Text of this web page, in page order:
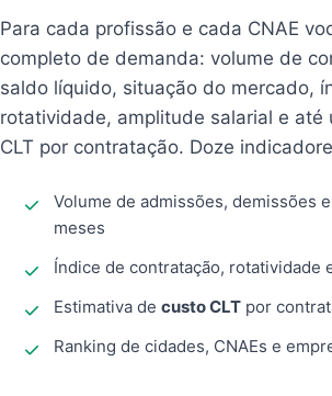
Para cada profissão e cada CNAE
completo de demanda: volume de
saldo líquido, situação do mercado,
rotatividade, amplitude salarial e até
CLT por contratação. Doze
Volume de admissões, demissões e
meses
Índice de contratação, rotatividade
Estimativa de custo CLT por
Ranking de cidades, CNAEs e